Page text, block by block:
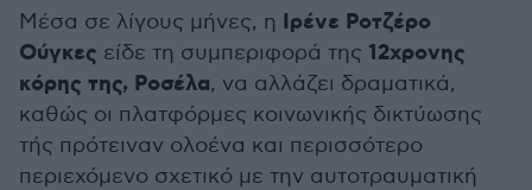
Μέσα σε λίγους μήνες, η Ιρένε Ροτζέρο
Ούγκες είδε τη συμπεριφορά της 12χρονης
κόρης της, Ροσέλα, να αλλάζει δραματικά,
καθώς οι πλατφόρμες κοινωνικής δικτύωσης
τής πρότειναν ολοένα και περισσότερο
περιεχόμενο σχετικό με την αυτοτραυματική